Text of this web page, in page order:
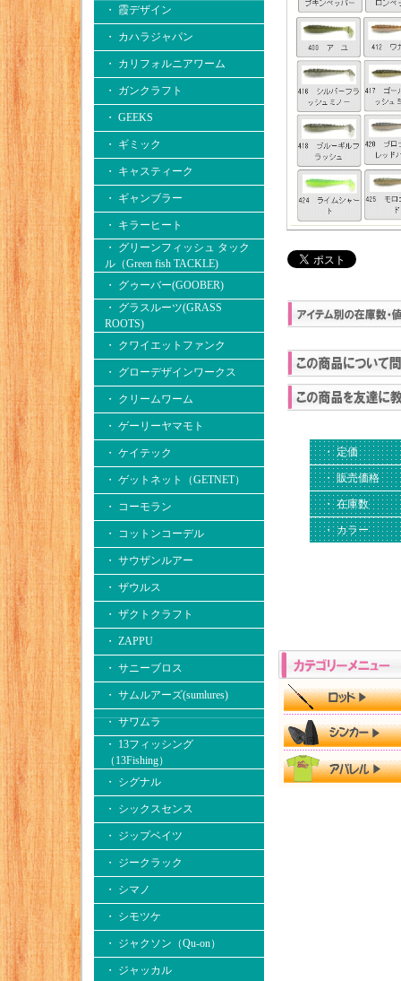
・ 霞デザイン
・ カハラジャパン
・ カリフォルニアワーム
・ ガンクラフト
・ GEEKS
・ ギミック
・ キャスティーク
・ ギャンブラー
・ キラーヒート
・ グリーンフィッシュ タック
ル（Green fish TACKLE)
・ グゥーバー(GOOBER)
・ グラスルーツ(GRASS
ROOTS)
・ クワイエットファンク
・ グローデザインワークス
・ クリームワーム
・ ゲーリーヤマモト
・ ケイテック
・ ゲットネット（GETNET）
・ コーモラン
・ コットンコーデル
・ サウザンルアー
・ ザウルス
・ ザクトクラフト
・ ZAPPU
・ サニーブロス
・ サムルアーズ(sumlures)
・ サワムラ
・ 13フィッシング
（13Fishing）
・ シグナル
・ シックスセンス
・ ジップベイツ
・ ジークラック
・ シマノ
・ シモツケ
・ ジャクソン（Qu-on）
・ ジャッカル
・ 定価
・ 販売価格
・ 在庫数
・ カラー